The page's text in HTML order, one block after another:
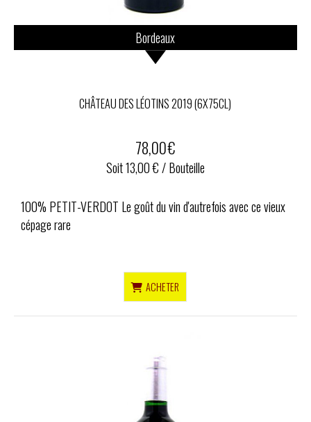
Bordeaux
CHÂTEAU DES LÉOTINS 2019 (6X75CL)
78,00€
Soit 13,00 € / Bouteille
100% PETIT-VERDOT Le goût du vin d'autrefois avec ce vieux
cépage rare
ACHETER